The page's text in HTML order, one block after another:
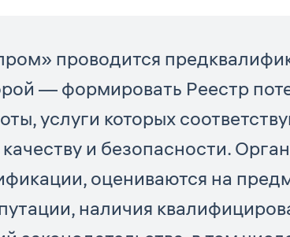
проводится
— формировать Реестр
услуги которых
и безопасности.
оцениваются на
наличия